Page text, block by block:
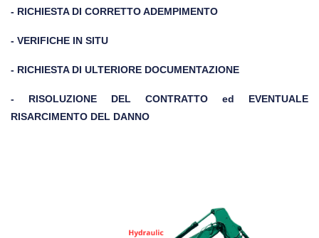
- RICHIESTA DI CORRETTO ADEMPIMENTO
- VERIFICHE IN SITU
- RICHIESTA DI ULTERIORE DOCUMENTAZIONE
- RISOLUZIONE DEL CONTRATTO ed EVENTUALE
RISARCIMENTO DEL DANNO